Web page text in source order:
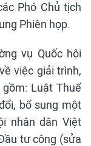
Phó Chủ tịch
Phiên họp.
vụ Quốc hội
việc giải trình,
Luật Thuế
bổ sung một
nhân dân Việt
tư công (sửa